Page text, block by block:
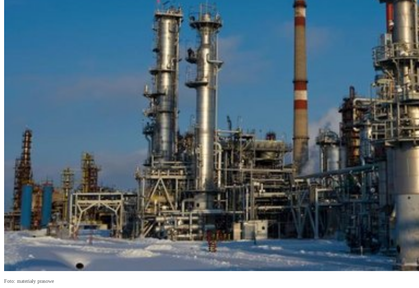
Foto: materiały prasowe